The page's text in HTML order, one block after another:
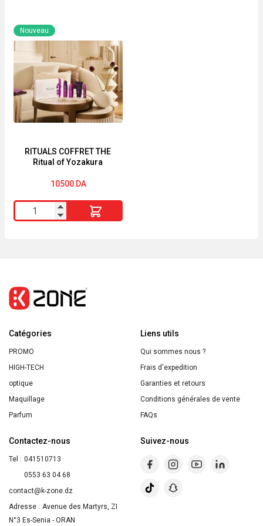
Splash
SPRING
BREAK
120ml
RITUALS COFFRET THE
Ritual of Yozakura
Nouveau
10500 DA
quantité
de
Ritual
of
Catégories
PROMO
HIGH-TECH
optique
Maquillage
Parfum
Liens utils
Qui sommes nous ?
Frais d'expedition
Garanties et retours
Conditions générales de vente
FAQs
Contactez-nous
Tel : 041510713
0553 63 04 68
contact@k-zone.dz
Adresse : Avenue des Martyrs, ZI
N°3 Es-Senia - ORAN
Suivez-nous